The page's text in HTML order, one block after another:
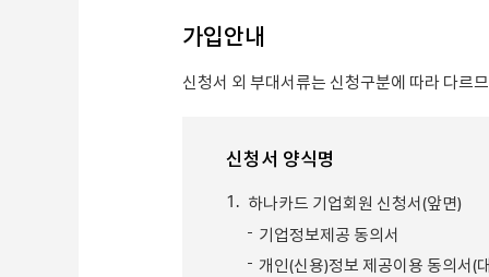
가입안내
신청서 외 부대서류는 신청구분에 따라 다르
신청서 양식명
1. 하나카드 기업회원 신청서(앞면)
기업정보제공 동의서
개인(신용)정보 제공이용 동의서(